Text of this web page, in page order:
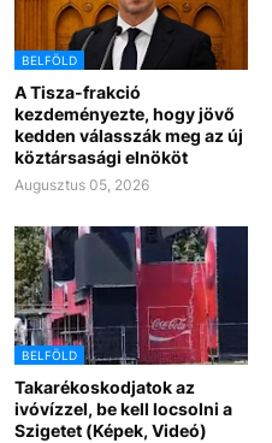
BELFÖLD
A Tisza-frakció
kezdeményezte, hogy jövő
kedden válasszák meg az új
köztársasági elnököt
Augusztus 05, 2026
BELFÖLD
Takarékoskodjatok az
ivóvízzel, be kell locsolni a
Szigetet (Képek, Videó)